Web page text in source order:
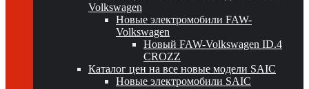
Volkswagen
Новые электромобили FAW-
Volkswagen
Новый FAW-Volkswagen ID.4
CROZZ
Каталог цен на все новые модели SAIC
Новые электромобили SAIC